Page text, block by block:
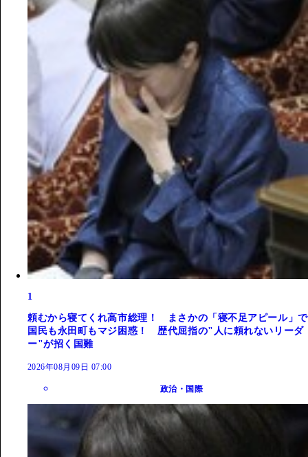
1
頼むから寝てくれ高市総理！ まさかの「寝不足アピール」で
国民も永田町もマジ困惑！ 歴代屈指の"人に頼れないリーダ
ー"が招く国難
2026年08月09日 07:00
政治・国際